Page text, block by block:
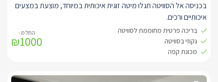
בכניסה אל הסוויטה תגלו מיטה זוגית איכותית במיוחד, מוצעת במצעים
איכותיים ורכים.
לצידה שידות בגוונים בהירים, עם ארונות לאחסון החפצים האישיים
שלכם. שם גם תוכלו להדליק נורות קריאה.
אל מול המיטה ניצבת טלוויזיה על עמוד מתכוונן לנוחות מירבית- אותו
עוד תמצאו בה מטבחון עם מכונת קפה וקפסולות איכותיות, מיקרוגל,
בריכה פרטית מחוממת לסוויטה
גקוזי בסוויטה
מכונת קפה
₪1000